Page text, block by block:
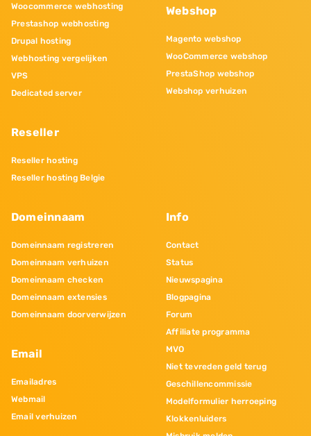
Woocommerce webhosting
Prestashop webhosting
Drupal hosting
Webhosting vergelijken
VPS
Dedicated server
Reseller
Reseller hosting
Reseller hosting Belgie
Webshop
Magento webshop
WooCommerce webshop
PrestaShop webshop
Webshop verhuizen
Domeinnaam
Domeinnaam registreren
Domeinnaam verhuizen
Domeinnaam checken
Domeinnaam extensies
Domeinnaam doorverwijzen
Email
Emailadres
Webmail
Email verhuizen
Info
Contact
Status
Nieuwspagina
Blogpagina
Forum
Affiliate programma
MVO
Niet tevreden geld terug
Geschillencommissie
Modelformulier herroeping
Klokkenluiders